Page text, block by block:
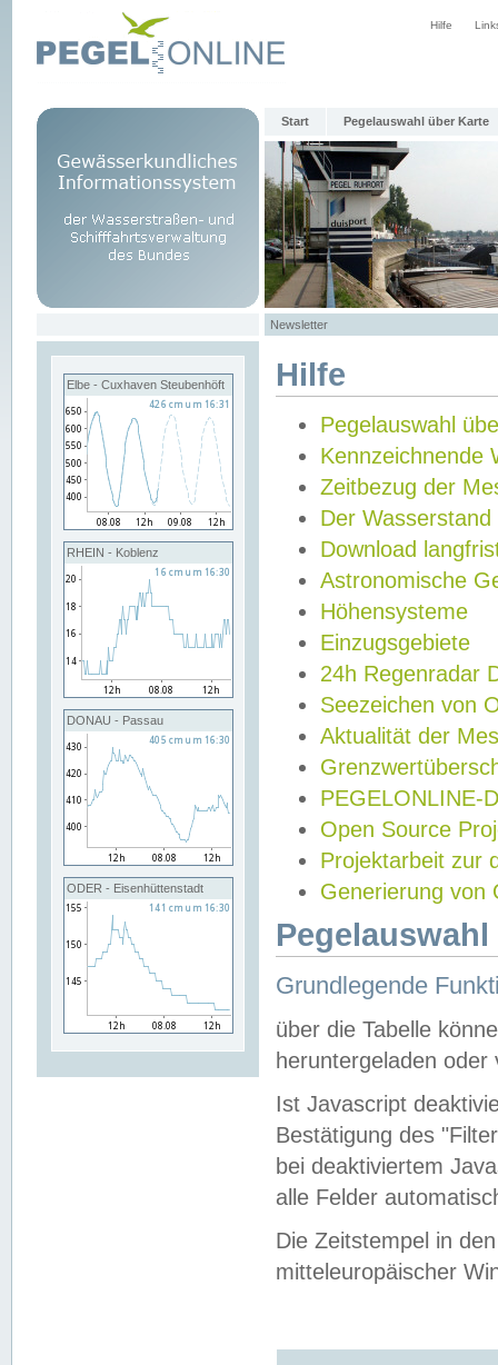
Hilfe
Start Pegelauswahl über Karte
Newsletter
Elbe - Cuxhaven Steubenhöft
RHEIN - Koblenz
DONAU - Passau
ODER - Eisenhüttenstadt
Hilfe
Pegelauswahl
Kennzeichnende
Zeitbezug der
Der Wasserstand
Download
Astronomische
Höhensysteme
Einzugsgebiete
24h Regenradar
Seezeichen von
Aktualität der
PEGELONLINE-
Open Source
Projektarbeit zur
Generierung von
Grundlegende
über die Tabelle
heruntergeladen oder
Ist Javascript
Bestätigung des
bei deaktiviertem
alle Felder
Die Zeitstempel in
mitteleuropäischer